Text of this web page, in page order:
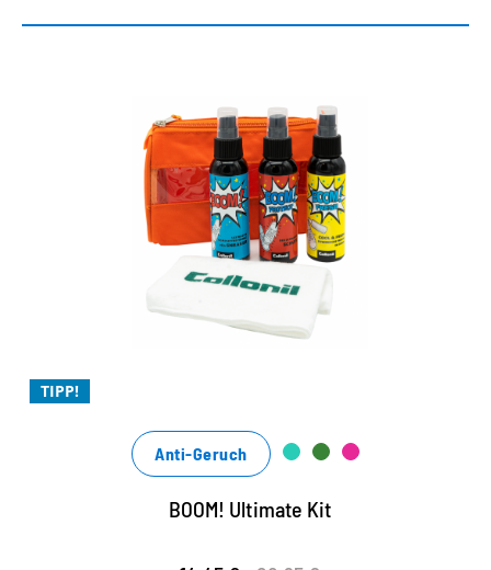
TIPP!
Ultimate Kit – Limited Edition
Reinigung, Frische und Schutz ohne
Kompromisse
easy und unkompliziert in der Anwendung
mit natürlichen Inhaltsstoffen
Anti-Geruch
BOOM! Ultimate Kit